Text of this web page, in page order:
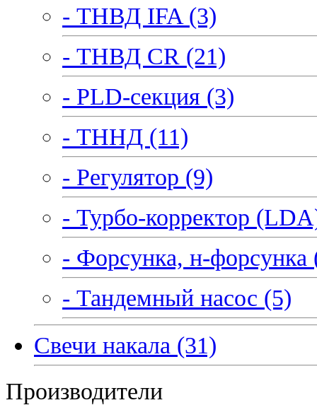
- ТНВД IFA (3)
- ТНВД CR (21)
- PLD-секция (3)
- ТННД (11)
- Регулятор (9)
- Турбо-корректор
- Форсунка, н-форсунка
- Тандемный насос (5)
Свечи накала (31)
Производители